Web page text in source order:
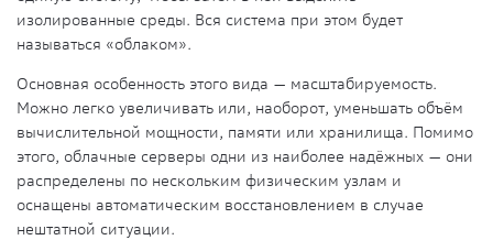
изолированные среды. Вся система при этом будет
называться «облаком».
Основная особенность этого вида — масштабируемость.
Можно легко увеличивать или, наоборот, уменьшать объём
вычислительной мощности, памяти или хранилища. Помимо
этого, облачные серверы одни из наиболее надёжных — они
распределены по нескольким физическим узлам и
оснащены автоматическим восстановлением в случае
нештатной ситуации.